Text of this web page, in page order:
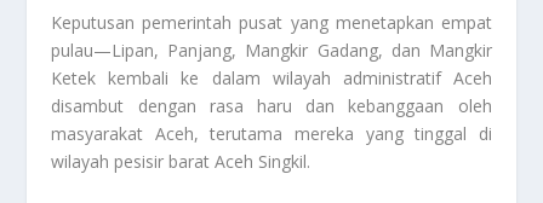
Keputusan pemerintah pusat yang menetapkan empat
pulau—Lipan, Panjang, Mangkir Gadang, dan Mangkir
Ketek kembali ke dalam wilayah administratif Aceh
disambut dengan rasa haru dan kebanggaan oleh
masyarakat Aceh, terutama mereka yang tinggal di
wilayah pesisir barat Aceh Singkil.